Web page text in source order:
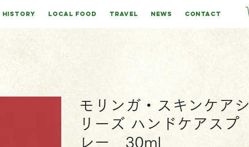
HISTORY LOCAL FOOD TRAVEL NEWS CONTACT
モリンガ・スキンケアシ
リーズ ハンドケアスプ
レー 30ml